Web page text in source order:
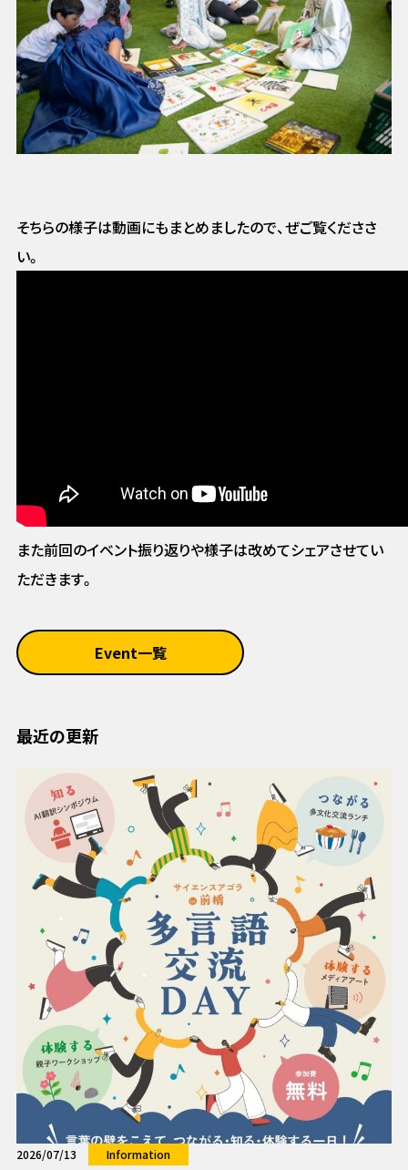
そちらの様子は動画にもまとめましたので、ぜご覧くだささ
い。
また前回のイベント振り返りや様子は改めてシェアさせてい
ただきます。
Event一覧
最近の更新
2026/07/13 Information